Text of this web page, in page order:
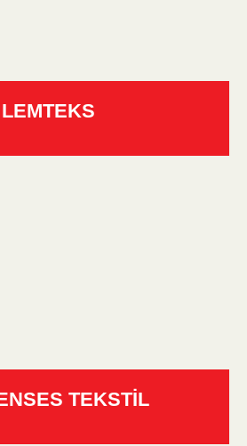
LEMTEKS
TEKSTİL